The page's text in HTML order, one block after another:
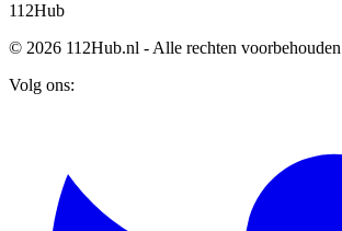
112Hub
© 2026 112Hub.nl - Alle rechten voorbehouden
Volg ons: